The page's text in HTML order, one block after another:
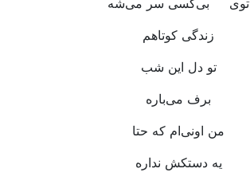
توی بی‌کسی سر می‌شه
زندگی کوتاهم
تو دل این شب
برف می‌باره
من اونی‌ام که حتا
یه دستکش نداره